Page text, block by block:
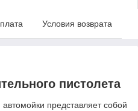
Условия возврата
пистолета
автомойки представляет собой